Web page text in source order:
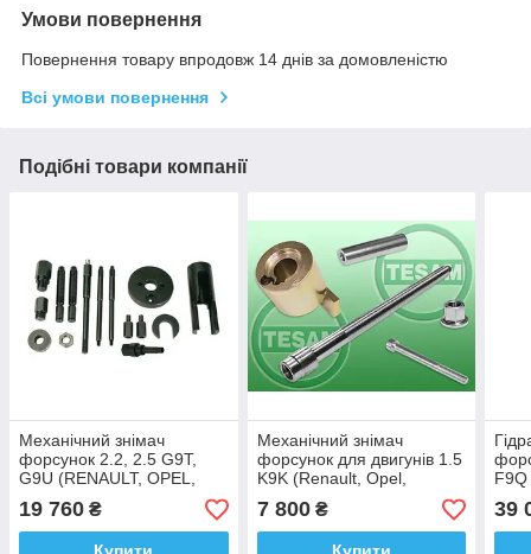
Умови повернення
Повернення товару впродовж 14 днів за домовленістю
Всі умови повернення
Подібні товари компанії
Механічний знімач
форсунок 2.2, 2.5 G9T,
G9U (RENAULT, OPEL,
NISSAN). 918 580 00 ZUP
HP
19 760 ₴
Механічний знімач
форсунок для двигунів 1.5
K9K (Renault, Opel,
Nissan). TESAM S0001968
7 800₴ 39